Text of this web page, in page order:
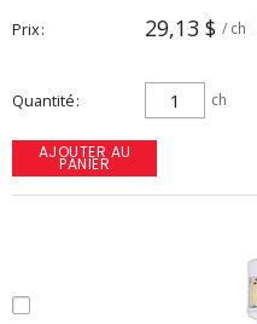
Prix 29,13 $ / ch
Quantité ch
AJOUTER AU
PANIER